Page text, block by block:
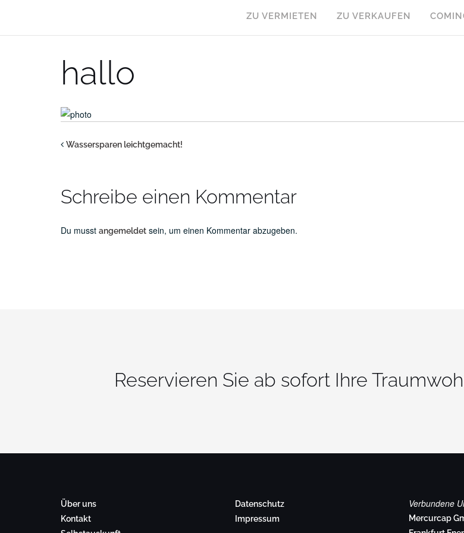
content
ZU VERMIETEN ZU VERKAUFEN
hallo
Wassersparen leichtgemacht!
Schreibe einen Kommentar
Du musst angemeldet sein, um einen Kommentar abzugeben.
Reservieren Sie ab sofort Ihre
Über uns
Kontakt
Datenschutz
Impressum
Verbundene
Mercurcap